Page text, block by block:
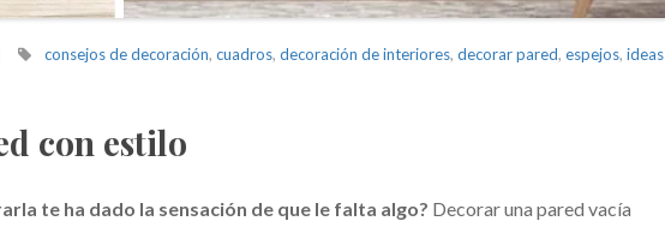
consejos de decoración,cuadros,decoración de interiores,decorar pared,espejos,ideas
con estilo
te ha dado la sensación de que le falta algo? Decorar una pared vacía